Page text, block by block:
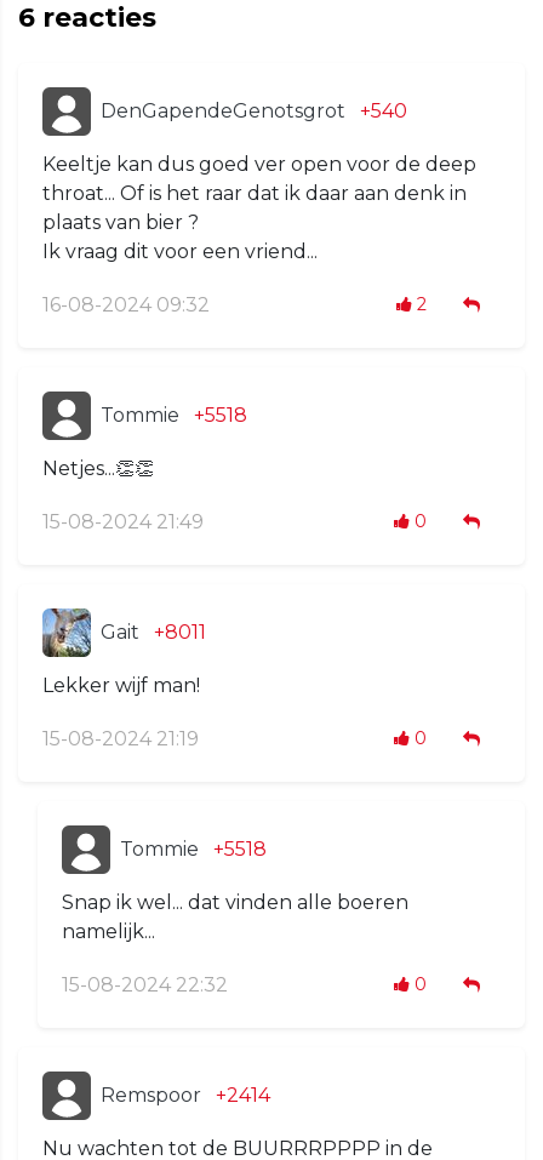
6 reacties
DenGapendeGenotsgrot +540
Keeltje kan dus goed ver open voor de deep
throat... Of is het raar dat ik daar aan denk in
plaats van bier ?
Ik vraag dit voor een vriend...
16-08-2024 09:32 2
Tommie +5518
Netjes...👏👏
15-08-2024 21:49 0
Gait +8011
Lekker wijf man!
15-08-2024 21:19 0
Tommie +5518
Snap ik wel... dat vinden alle boeren
namelijk...
15-08-2024 22:32 0
Remspoor +2414
Nu wachten tot de BUURRRPPPP in de